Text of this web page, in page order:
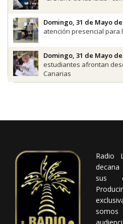
Domingo, 31 de Mayo de
atención presencial para
Domingo, 31 de Mayo de
estudiantes afrontan
Canarias
Radio
sus
somos